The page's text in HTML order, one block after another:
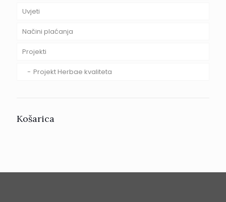
Uvjeti
Načini plaćanja
Projekti
Projekt Herbae kvaliteta
Košarica